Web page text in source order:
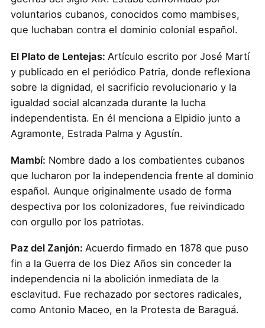
voluntarios cubanos, conocidos como mambises,
que luchaban contra el dominio colonial español.
El Plato de Lentejas: Artículo escrito por José Martí
y publicado en el periódico Patria, donde reflexiona
sobre la dignidad, el sacrificio revolucionario y la
igualdad social alcanzada durante la lucha
independentista. En él menciona a Elpidio junto a
Agramonte, Estrada Palma y Agustín.
Mambí: Nombre dado a los combatientes cubanos
que lucharon por la independencia frente al dominio
español. Aunque originalmente usado de forma
despectiva por los colonizadores, fue reivindicado
con orgullo por los patriotas.
Paz del Zanjón: Acuerdo firmado en 1878 que puso
fin a la Guerra de los Diez Años sin conceder la
independencia ni la abolición inmediata de la
esclavitud. Fue rechazado por sectores radicales,
como Antonio Maceo, en la Protesta de Baraguá.